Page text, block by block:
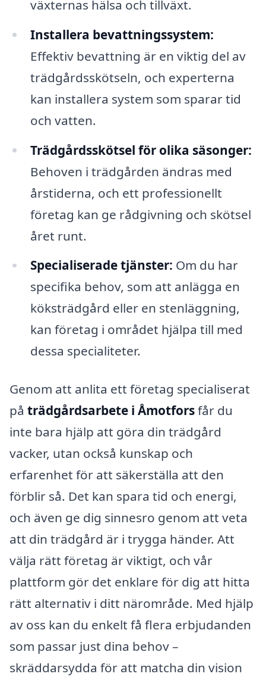
växternas hälsa och tillväxt.
Installera bevattningssystem:
Effektiv bevattning är en viktig del av
trädgårdsskötseln, och experterna
kan installera system som sparar tid
och vatten.
Trädgårdsskötsel för olika säsonger:
Behoven i trädgården ändras med
årstiderna, och ett professionellt
företag kan ge rådgivning och skötsel
året runt.
Specialiserade tjänster: Om du har
specifika behov, som att anlägga en
köksträdgård eller en stenläggning,
kan företag i området hjälpa till med
dessa specialiteter.
Genom att anlita ett företag specialiserat
på trädgårdsarbete i Åmotforsfår du
inte bara hjälp att göra din trädgård
vacker, utan också kunskap och
erfarenhet för att säkerställa att den
förblir så. Det kan spara tid och energi,
och även ge dig sinnesro genom att veta
att din trädgård är i trygga händer. Att
välja rätt företag är viktigt, och vår
plattform gör det enklare för dig att hitta
rätt alternativ i ditt närområde. Med hjälp
av oss kan du enkelt få flera erbjudanden
som passar just dina behov –
skräddarsydda för att matcha din vision